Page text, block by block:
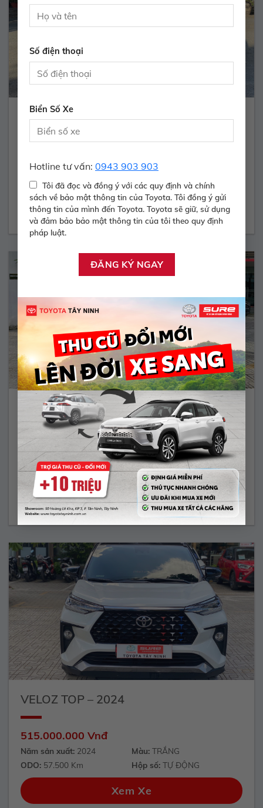
Số điện thoại
Biển Số Xe
Hotline tư vấn: 0943 903 903
Tôi đã đọc và đồng ý với các quy định và chính
sách về bảo mật thông tin của Toyota. Tôi đồng ý gửi
thông tin của mình đến Toyota. Toyota sẽ giữ, sử dụng
và đảm bảo bảo mật thông tin của tôi theo quy định
pháp luật.
INNOVA 2.0E – 2017
Năm sản xuất:2016 Màu:BẠC
ODO: 90.700 Km Hộp số:SỐ SÀN
Xem Xe
COROLLA ALTIS 1.8G – 2019
529.000.000 Vnđ
Năm sản xuất:2019 Màu:BẠC
ODO:52.017 Km Hộp số:TỰ ĐỘNG
Xem Xe
VELOZ TOP – 2024
515.000.000 Vnđ
Năm sản xuất:2024 Màu: TRẮNG
ODO:57.500 Km Hộp số: TỰ ĐỘNG
Xem Xe